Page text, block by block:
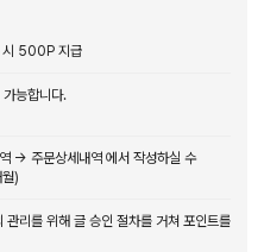
시 500P 지급
능합니다.
→ 주문상세내역 에서 작성하실 수
)
리를 위해 글 승인 절차를 거쳐 포인트를